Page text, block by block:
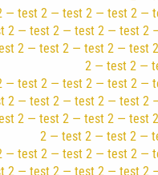
— test 2 — test 2 — test 2 —
— test 2 — test 2 — test 2
2 — test 2 — test 2 — test
2 — test 2 —
— test 2 — test 2 — test 2 —
— test 2 — test 2 — test 2
2 — test 2 — test 2 — test
2 — test 2 — test 2 —
— test 2 — test 2 — test 2 —
— test 2 — test 2 — test 2